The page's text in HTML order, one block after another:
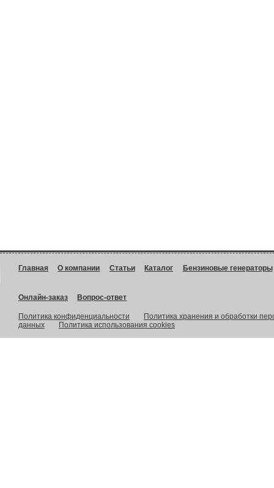
Главная О компании Статьи Каталог Бензиновые генераторы
Онлайн-заказ Вопрос-ответ
Политика конфиденциальности
Политика хранения и обработки
данных
Политика использования cookies